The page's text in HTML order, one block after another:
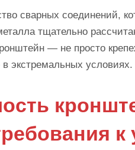
сварных соединений,
тщательно
— не просто
экстремальных условиях.
к